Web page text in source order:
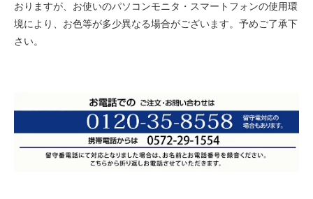
おりますが、お使いのパソコンモニタ・スマートフォンの使用環
境により、お色等が多少異なる場合がございます。予めご了承下
さい。